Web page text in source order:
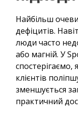
Найбільш
дефіцитів.
люди часто
або магній. У
спостерігаємо,
клієнтів
зменшується
практичний